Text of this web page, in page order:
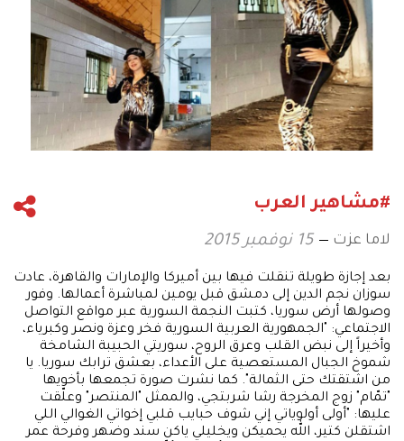
#مشاهير العرب
لاما عزت 15 نوفمبر 2015
بعد إجازة طويلة تنقلت فيها بين أميركا والإمارات والقاهرة، عادت
سوزان نجم الدين إلى دمشق قبل يومين لمباشرة أعمالها. وفور
وصولها أرض سوريا، كتبت النجمة السورية عبر مواقع التواصل
الاجتماعي: "الجمهورية العربية السورية فخر وعزة ونصر وكبرياء،
وأخيراً إلى نبض القلب وعرق الروح، سوريتي الحبيبة الشامخة
شموخ الجبال المستعصية على الأعداء، بعشق ترابك سوريا. يا
من اشتقتك حتى الثمالة". كما نشرت صورة تجمعها بأخويها
"تمّام" زوج المخرجة رشا شربتجي، والممثل "المنتصر" وعلّقت
عليها: "أولى أولوياتي إني شوف حبايب قلبي إخواتي الغوالي اللي
اشتقلن كتير، الله يحميكن ويخليلي ياكن سند وضهر وفرحة عمر